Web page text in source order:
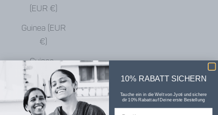
(EUR €)
Guinea (EUR
€)
Guinea-
Bissau (EUR
€)
Guyana (EUR
10% RABATT SICHERN
Tauche ein in die Welt von Jyoti und sichere
dir 10% Rabatt auf Deine erste Bestellung